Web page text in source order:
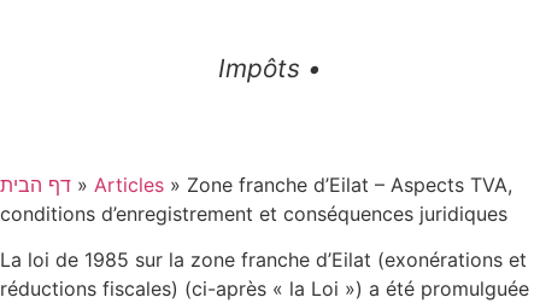
Impôts •
דף הבית » Articles » Zone franche d’Eilat – Aspects TVA,
conditions d’enregistrement et conséquences juridiques
La loi de 1985 sur la zone franche d’Eilat (exonérations et
réductions fiscales) (ci-après « la Loi ») a été promulguée